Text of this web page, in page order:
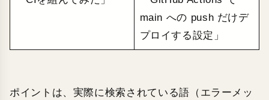
main への push だけデ
プロイする設定」
ポイントは、実際に検索されている語（エラーメッ